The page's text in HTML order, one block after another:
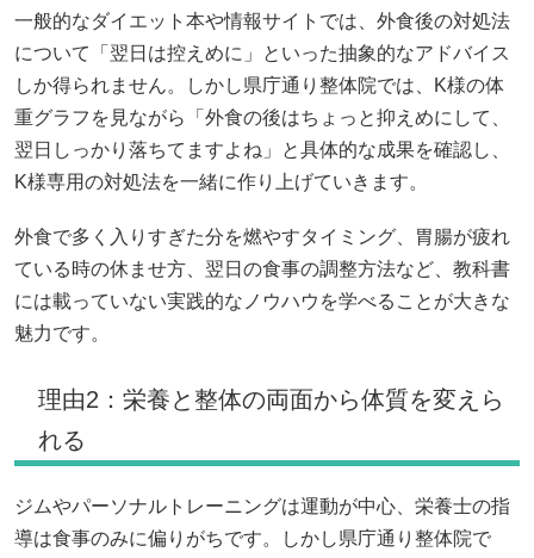
一般的なダイエット本や情報サイトでは、外食後の対処法
について「翌日は控えめに」といった抽象的なアドバイス
しか得られません。しかし県庁通り整体院では、K様の体
重グラフを見ながら「外食の後はちょっと抑えめにして、
翌日しっかり落ちてますよね」と具体的な成果を確認し、
K様専用の対処法を一緒に作り上げていきます。
外食で多く入りすぎた分を燃やすタイミング、胃腸が疲れ
ている時の休ませ方、翌日の食事の調整方法など、教科書
には載っていない実践的なノウハウを学べることが大きな
魅力です。
理由2：栄養と整体の両面から体質を変えら
れる
ジムやパーソナルトレーニングは運動が中心、栄養士の指
導は食事のみに偏りがちです。しかし県庁通り整体院で